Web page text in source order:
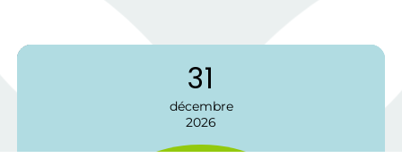
septembre
31
décembre
2026